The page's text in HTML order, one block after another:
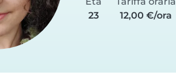
23
12,00 €/ora